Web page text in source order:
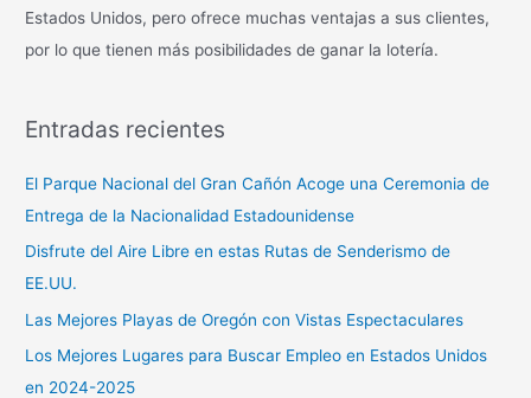
Estados Unidos, pero ofrece muchas ventajas a sus clientes,
por lo que tienen más posibilidades de ganar la lotería.
Entradas recientes
El Parque Nacional del Gran Cañón Acoge una Ceremonia de
Entrega de la Nacionalidad Estadounidense
Disfrute del Aire Libre en estas Rutas de Senderismo de
EE.UU.
Las Mejores Playas de Oregón con Vistas Espectaculares
Los Mejores Lugares para Buscar Empleo en Estados Unidos
en 2024-2025